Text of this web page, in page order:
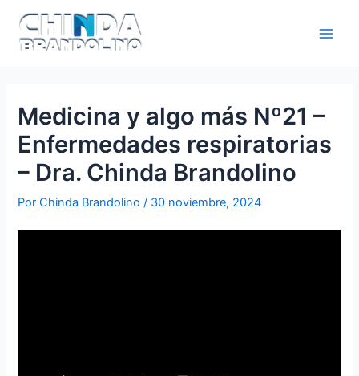
Medicina y algo más Nº21 –
Enfermedades respiratorias
– Dra. Chinda Brandolino
PorChinda Brandolino/ 30 noviembre, 2024